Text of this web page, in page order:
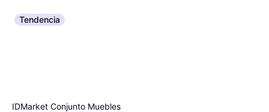
Tendencia
IDMarket Conjunto Muebles